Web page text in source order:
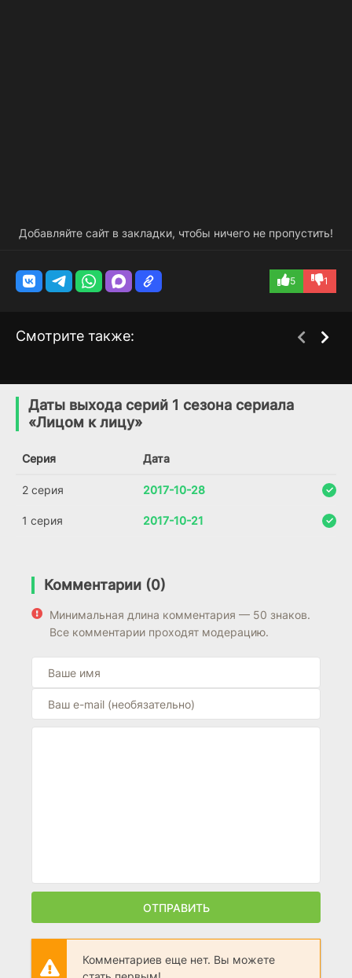
Добавляйте сайт в закладки, чтобы ничего не пропустить!
5 1
Смотрите также:
6.6 6.5
Даты выхода серий 1 сезона сериала
«Лицом к лицу»
Серия Дата
2 серия 2017-10-28
1 серия 2017-10-21
Комментарии (0)
Минимальная длина комментария — 50 знаков.
Все комментарии проходят модерацию.
ОТПРАВИТЬ
Комментариев еще нет. Вы можете